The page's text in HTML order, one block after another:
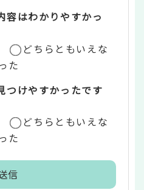
容はわかりやすかっ
どちらともいえな
た
つけやすかったです
どちらともいえな
た